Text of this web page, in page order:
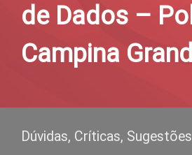
de Dados –
Campina
Dúvidas, Críticas,